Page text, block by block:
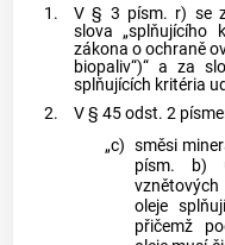
1.
V § 3 písm. r) se
slova „splňujícího
zákona o ochraně
biopaliv“)“ a za
splňujících kritéria
2.
V § 45 odst. 2
„c) směsi
písm. b)
oleje
přičemž